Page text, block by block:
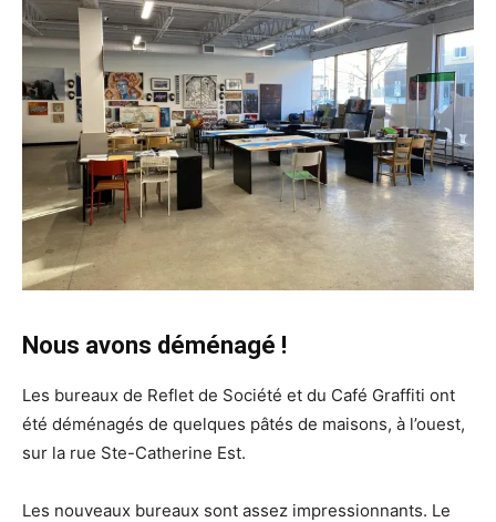
Nous avons déménagé !
Les bureaux de Reflet de Société et du Café Graffiti ont
été déménagés de quelques pâtés de maisons, à l’ouest,
sur la rue Ste-Catherine Est.
Les nouveaux bureaux sont assez impressionnants. Le